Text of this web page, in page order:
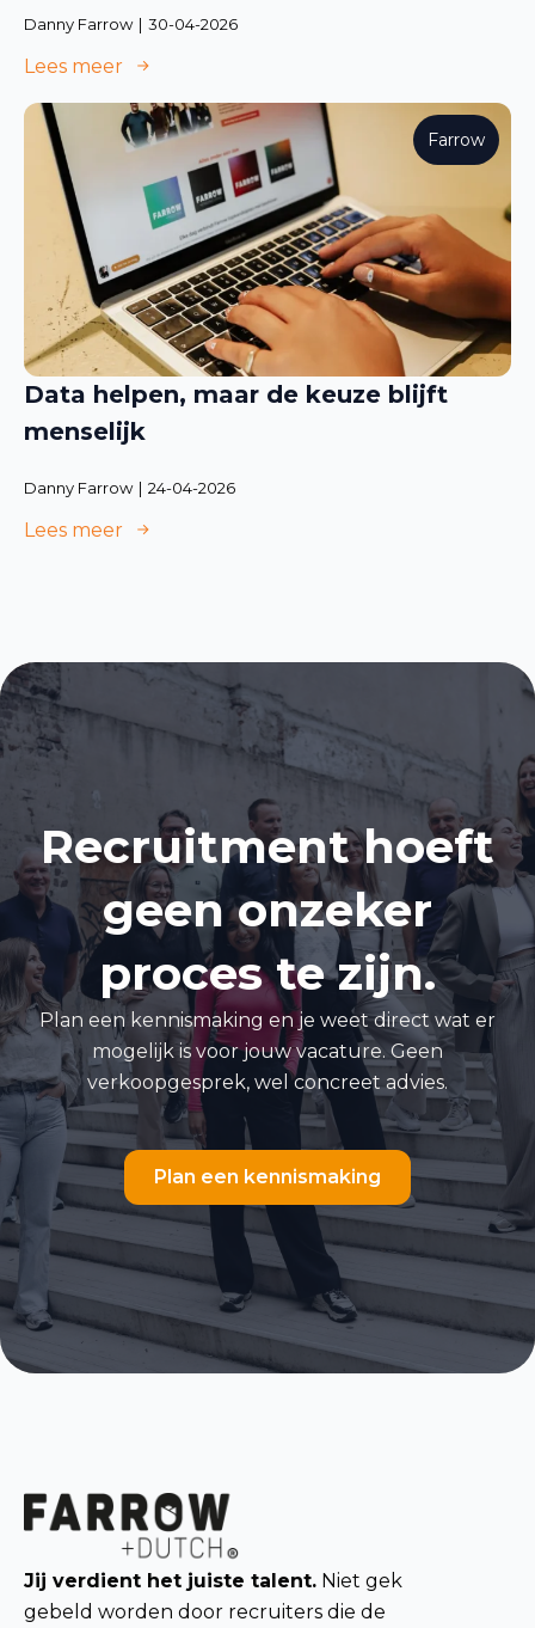
Danny Farrow 30-04-2026
Lees meer
Data helpen, maar de keuze blijft
menselijk
Danny Farrow 24-04-2026
Farrow
Lees meer
Recruitment hoeft
geen onzeker
proces te zijn.
Plan een kennismaking en je weet direct wat er
mogelijk is voor jouw vacature. Geen
verkoopgesprek, wel concreet advies.
Plan een kennismaking
Jij verdient het juiste talent. Niet gek
gebeld worden door recruiters die de